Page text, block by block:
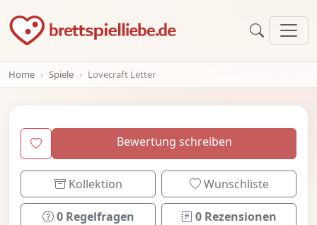
Home Spiele Lovecraft Letter
Bewertung schreiben
Kollektion Wunschliste
0 Regelfragen 0 Rezensionen